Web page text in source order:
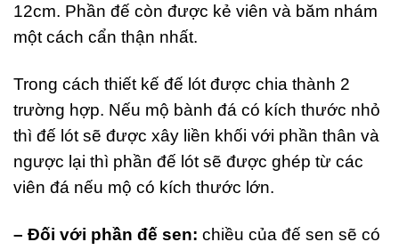
12cm. Phần đế còn được kẻ viên và băm nhám
một cách cẩn thận nhất.
Trong cách thiết kế đế lót được chia thành 2
trường hợp. Nếu mộ bành đá có kích thước nhỏ
thì đế lót sẽ được xây liền khối với phần thân và
ngược lại thì phần đế lót sẽ được ghép từ các
viên đá nếu mộ có kích thước lớn.
– Đối với phần đế sen: chiều của đế sen sẽ có